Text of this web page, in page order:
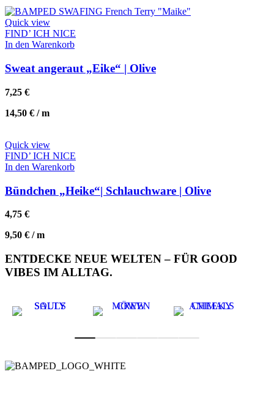
Quick view
FIND’ ICH NICE
In den Warenkorb
Sweat angeraut „Eike“ | Olive
7,25 €
14,50 € /m
Quick view
FIND’ ICH NICE
In den Warenkorb
Bündchen „Heike“| Schlauchware | Olive
4,75 €
9,50 € /m
ENTDECKE NEUE WELTEN – FÜR GOOD
VIBES IM ALLTAG.